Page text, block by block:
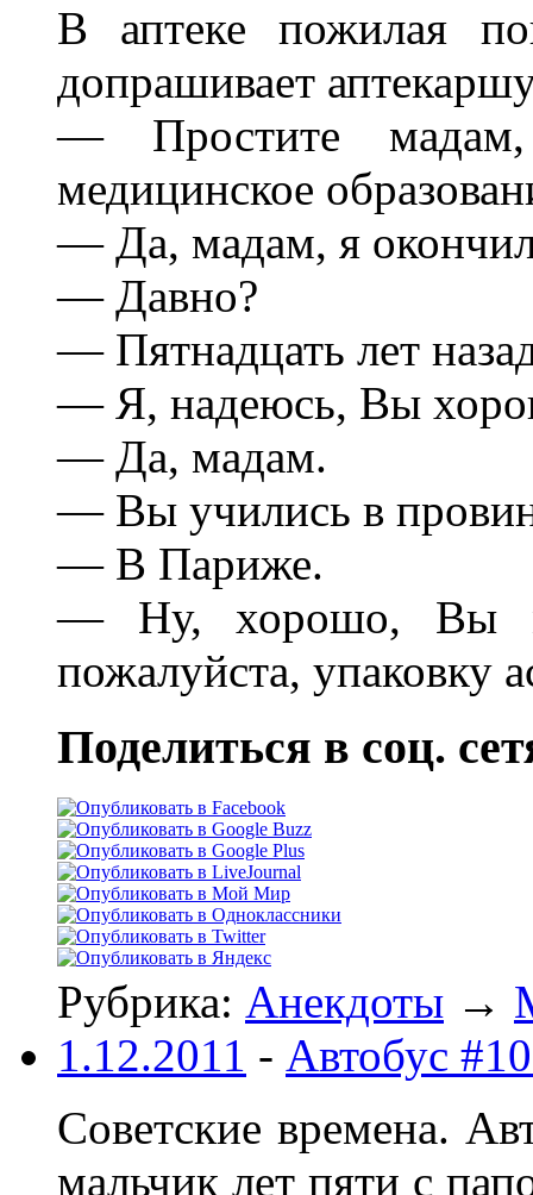
В аптеке пожилая
допрашивает
— Простите
медицинское
— Да, мадам, я
— Давно?
— Пятнадцать лет
— Я, надеюсь, Вы
— Да, мадам.
— Вы учились в
— В Париже.
— Ну, хорошо, Вы
пожалуйста, упаковку
Поделиться в соц.
Рубрика: Анекдоты →
1.12.2011 - Автобус
Советские времена.
мальчик лет пяти с